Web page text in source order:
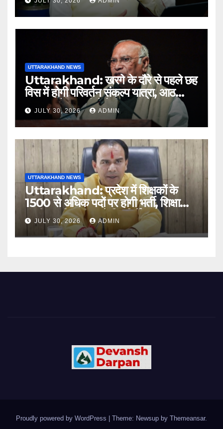
अधिकारियों को नोटिस…
UTTARAKHAND NEWS
Uttarakhand: खरगे के दौरे से पहले छह
विस में होगी परिवर्तन संकल्प यात्रा, आठ
अगस्त को हल्द्वानी में रैली
JULY 30, 2026 ADMIN
UTTARAKHAND NEWS
Uttarakhand: प्रदेश में शिक्षकों के
1500 से अधिक पदों पर होगी भर्ती, शिक्षा
मंत्री धन सिंह रावत ने दिए निर्देश
JULY 30, 2026 ADMIN
Proudly powered by WordPress Theme: Newsup by Themeansar.